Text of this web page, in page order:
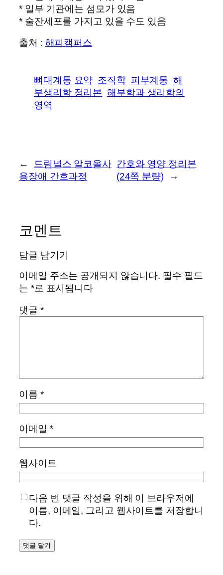
* 일부 기관에는 섬모가 있음
* 술잔세포를 가지고 있을 수도 있음
출처 : 해피캠퍼스
뼈대계통 요약 조직학 피부계통 해
부생리학 정리본 해부학과 생리학의
영역
←
드림널스 알코올사
용장애 간호과정
간호와 영양 정리본
(24쪽 분량)
→
코멘트
답글 남기기
이메일 주소는 공개되지 않습니다. 필수 필드
는 *로 표시됩니다
댓글 *
이름 *
이메일 *
웹사이트
다음 번 댓글 작성을 위해 이 브라우저에
이름, 이메일, 그리고 웹사이트를 저장합니
다.